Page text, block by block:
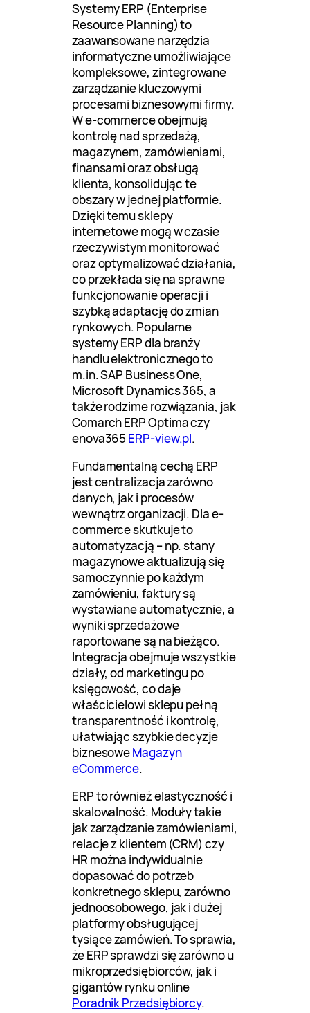
Systemy ERP (Enterprise
Resource Planning) to
zaawansowane narzędzia
informatyczne umożliwiające
kompleksowe, zintegrowane
zarządzanie kluczowymi
procesami biznesowymi firmy.
W e-commerce obejmują
kontrolę nad sprzedażą,
magazynem, zamówieniami,
finansami oraz obsługą
klienta, konsolidując te
obszary w jednej platformie.
Dzięki temu sklepy
internetowe mogą w czasie
rzeczywistym monitorować
oraz optymalizować działania,
co przekłada się na sprawne
funkcjonowanie operacji i
szybką adaptację do zmian
rynkowych. Popularne
systemy ERP dla branży
handlu elektronicznego to
m.in. SAP Business One,
Microsoft Dynamics 365, a
także rodzime rozwiązania, jak
Comarch ERP Optima czy
enova365 ERP-view.pl.
Fundamentalną cechą ERP
jest centralizacja zarówno
danych, jak i procesów
wewnątrz organizacji. Dla e-
commerce skutkuje to
automatyzacją – np. stany
magazynowe aktualizują się
samoczynnie po każdym
zamówieniu, faktury są
wystawiane automatycznie, a
wyniki sprzedażowe
raportowane są na bieżąco.
Integracja obejmuje wszystkie
działy, od marketingu po
księgowość, co daje
właścicielowi sklepu pełną
transparentność i kontrolę,
ułatwiając szybkie decyzje
biznesoweMagazyn
eCommerce.
ERP to również elastyczność i
skalowalność. Moduły takie
jak zarządzanie zamówieniami,
relacje z klientem (CRM) czy
HR można indywidualnie
dopasować do potrzeb
konkretnego sklepu, zarówno
jednoosobowego, jak i dużej
platformy obsługującej
tysiące zamówień. To sprawia,
że ERP sprawdzi się zarówno u
mikroprzedsiębiorców, jak i
gigantów rynku online
Poradnik Przedsiębiorcy.